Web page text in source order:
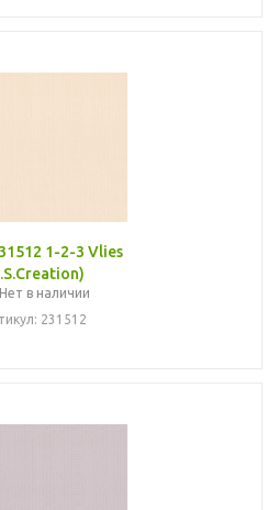
1-2-3 Vlies
Нет в наличии
231512